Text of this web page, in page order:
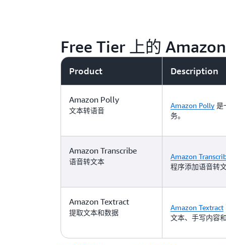
Free Tier 上的
Product Description
Amazon Polly
文本转语音
Amazon Polly 是
务。
Amazon Transcribe
语音转文本
Amazon
程序添加语音转
Amazon Textract
提取文本和数据
Amazon Textract
文本、手写内容